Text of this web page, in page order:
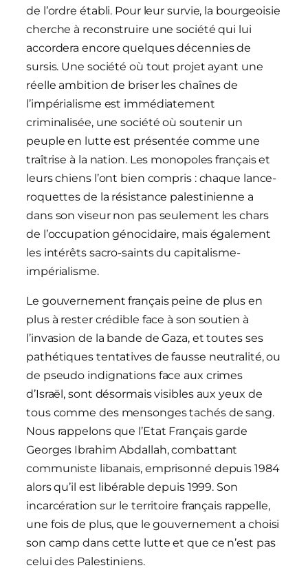
de l’ordre établi. Pour leur survie, la bourgeoisie
cherche à reconstruire une société qui lui
accordera encore quelques décennies de
sursis. Une société où tout projet ayant une
réelle ambition de briser les chaînes de
l’impérialisme est immédiatement
criminalisée, une société où soutenir un
peuple en lutte est présentée comme une
traîtrise à la nation. Les monopoles français et
leurs chiens l’ont bien compris : chaque lance-
roquettes de la résistance palestinienne a
dans son viseur non pas seulement les chars
de l’occupation génocidaire, mais également
les intérêts sacro-saints du capitalisme-
impérialisme.
Le gouvernement français peine de plus en
plus à rester crédible face à son soutien à
l’invasion de la bande de Gaza, et toutes ses
pathétiques tentatives de fausse neutralité, ou
de pseudo indignations face aux crimes
d’Israël, sont désormais visibles aux yeux de
tous comme des mensonges tachés de sang.
Nous rappelons que l’Etat Français garde
Georges Ibrahim Abdallah, combattant
communiste libanais, emprisonné depuis 1984
alors qu’il est libérable depuis 1999. Son
incarcération sur le territoire français rappelle,
une fois de plus, que le gouvernement a choisi
son camp dans cette lutte et que ce n’est pas
celui des Palestiniens.